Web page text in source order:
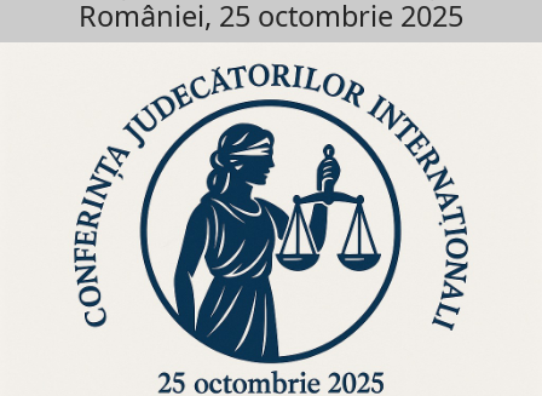
României, 25 octombrie 2025